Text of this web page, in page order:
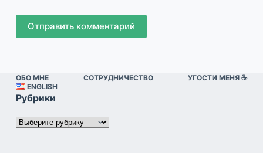
Отправить комментарий
ОБО МНЕ СОТРУДНИЧЕСТВО
УГОСТИ МЕНЯ ☕️
ENGLISH
Рубрики
Рубрики